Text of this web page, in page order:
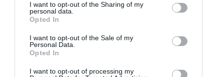
I want to opt-out of the Sharing of my
personal data.
Opted In
I want to opt-out of the Sale of my
Personal Data.
Opted In
I want to opt-out of processing my
Γραμματεία Επαγγελματικής Εκπαίδευσης, Κατάρτισης,
Διά Βίου Μάθησης και Νεολαίας του Υπουργείου
Παιδείας και Θρησκευμάτων, Φεστιβάλ
Κινηματογράφου και ντοκιμαντέρ με τα οποία
βρίσκεται σε επαφή, και φυσικά με όλους τους φορείς,
Υπουργείο Πολιτισμού, Περιφέρεια Θεσσαλίας, Γαλλικό